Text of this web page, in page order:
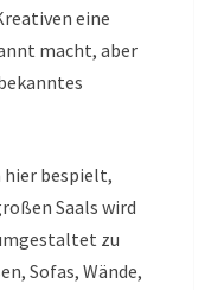
eine
macht, aber
hier bespielt,
Saals wird
zu
Sofas, Wände,